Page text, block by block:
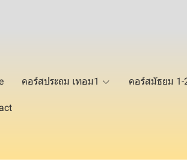
คอร์สประถม เทอม1 คอร์สมัธยม 1-